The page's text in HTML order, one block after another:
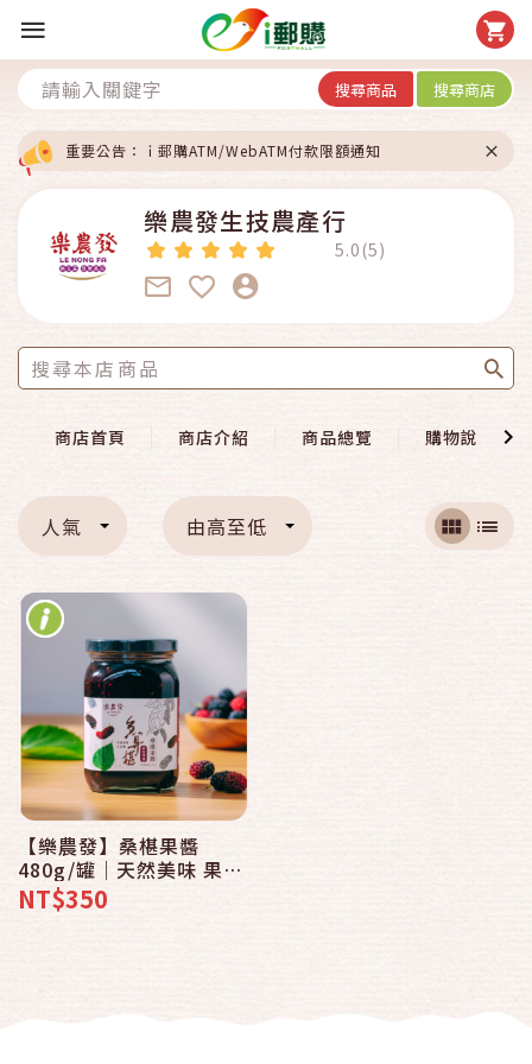
搜尋商品 搜尋商店
重要公告：ｉ郵購ATM/WebATM付款限額通知
樂農發生技農產行
5.0(5)
商店首頁 商店介紹 商品總覽 購物說明
人氣 由高至低
【樂農發】桑椹果醬
480g/罐｜天然美味 果肉
綿密 | 抹醬 優格 冰品 百
搭推薦
NT$350